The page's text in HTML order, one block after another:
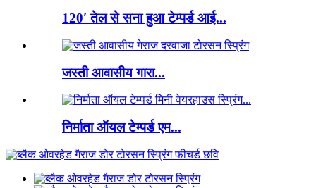
120′ तेल से सना हुआ टेम्पर्ड आई...
जस्ती आवासीय गारा...
निर्माता ऑयल टेम्पर्ड एम...